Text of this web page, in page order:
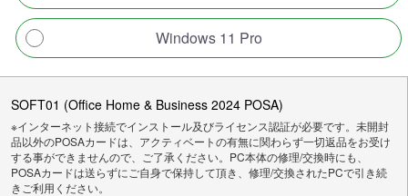
Windows 11 Pro
SOFT01 (Office Home & Business 2024 POSA)
※インターネット接続でインストール及びライセンス認証が必要です。未開封
品以外のPOSAカードは、アクティベートの有無に関わらず一切返品をお受け
する事ができませんので、ご了承ください。PC本体の修理/交換時にも、
POSAカードは送らずにご自身で保持して頂き、修理/交換されたPCで引き続
きご利用ください。